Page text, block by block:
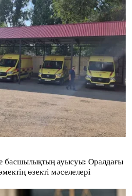
басшылықтың ауысуы: Оралдағы
өзекті мәселелері